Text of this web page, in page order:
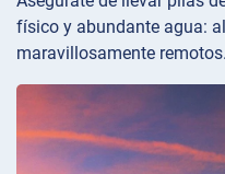
físico y abundante agua:
maravillosamente remotos.